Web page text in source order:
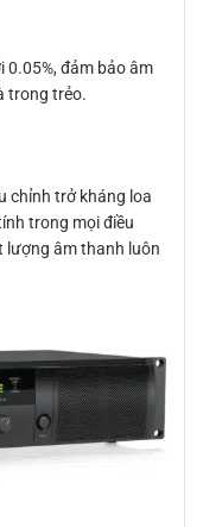
0.05%, đảm bảo âm
trong trẻo.
chỉnh trở kháng loa
trong mọi điều
lượng âm thanh luôn